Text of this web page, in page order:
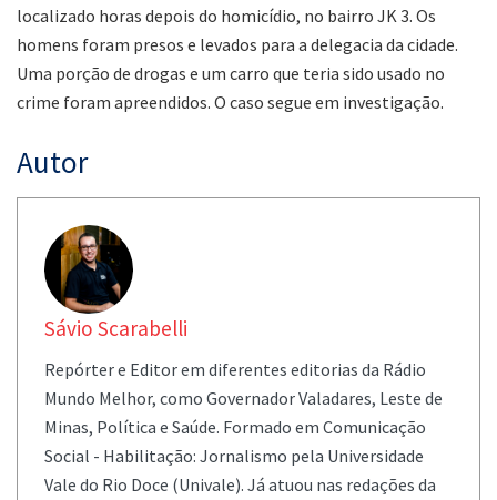
localizado horas depois do homicídio, no bairro JK 3. Os
homens foram presos e levados para a delegacia da cidade.
Uma porção de drogas e um carro que teria sido usado no
crime foram apreendidos. O caso segue em investigação.
Autor
Sávio Scarabelli
Repórter e Editor em diferentes editorias da Rádio
Mundo Melhor, como Governador Valadares, Leste de
Minas, Política e Saúde. Formado em Comunicação
Social - Habilitação: Jornalismo pela Universidade
Vale do Rio Doce (Univale). Já atuou nas redações da